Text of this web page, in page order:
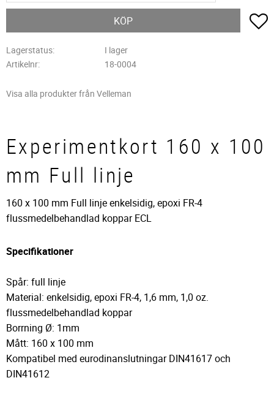
KÖP
Lagerstatus
I lager
Artikelnr
18-0004
Visa alla produkter från Velleman
Experimentkort 160 x 100
mm Full linje
160 x 100 mm Full linje enkelsidig, epoxi FR-4
flussmedelbehandlad koppar ECL
Specifikationer
Spår: full linje
Material: enkelsidig, epoxi FR-4, 1,6 mm, 1,0 oz.
flussmedelbehandlad koppar
Borrning Ø: 1mm
Mått: 160 x 100 mm
Kompatibel med eurodinanslutningar DIN41617 och
DIN41612